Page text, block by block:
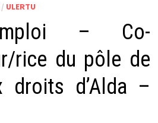
ULERTU
– Co-
rice du pôle de
droits d’Alda –